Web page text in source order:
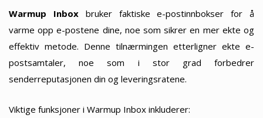
Warmup Inboxbruker faktiske e-postinnbokser for å
varme opp e-postene dine, noe som sikrer en mer ekte og
effektiv metode. Denne tilnærmingen etterligner ekte e-
postsamtaler, noe som i stor grad forbedrer
senderreputasjonen din og leveringsratene.
Viktige funksjoner i Warmup Inbox inkluderer: